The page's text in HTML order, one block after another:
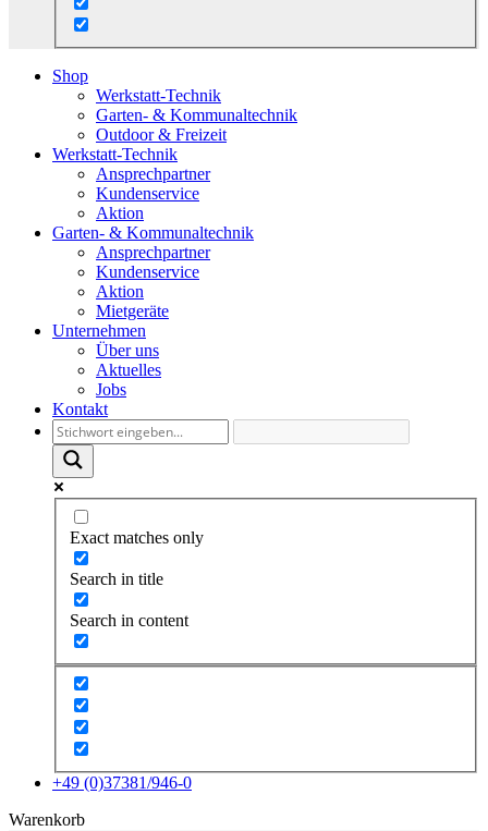
Shop
Werkstatt-Technik
Garten- & Kommunaltechnik
Outdoor & Freizeit
Werkstatt-Technik
Ansprechpartner
Kundenservice
Aktion
Garten- & Kommunaltechnik
Ansprechpartner
Kundenservice
Aktion
Mietgeräte
Unternehmen
Über uns
Aktuelles
Jobs
Kontakt
Exact matches only
Search in title
Search in content
+49 (0)37381/946-0
Warenkorbx